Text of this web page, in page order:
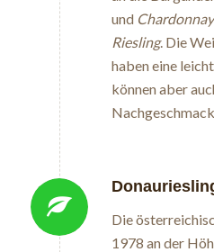
und Chardonnay
Riesling. Die
haben eine
können aber
Die
1978 an der